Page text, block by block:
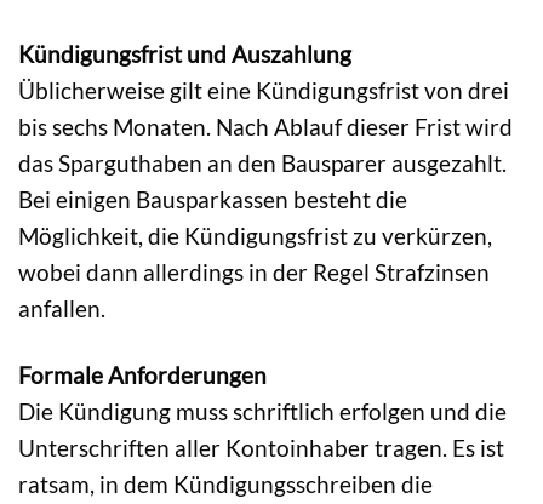
Kündigungsfrist und Auszahlung
Üblicherweise gilt eine Kündigungsfrist von drei
bis sechs Monaten. Nach Ablauf dieser Frist wird
das Sparguthaben an den Bausparer ausgezahlt.
Bei einigen Bausparkassen besteht die
Möglichkeit, die Kündigungsfrist zu verkürzen,
wobei dann allerdings in der Regel Strafzinsen
anfallen.
Formale Anforderungen
Die Kündigung muss schriftlich erfolgen und die
Unterschriften aller Kontoinhaber tragen. Es ist
ratsam, in dem Kündigungsschreiben die